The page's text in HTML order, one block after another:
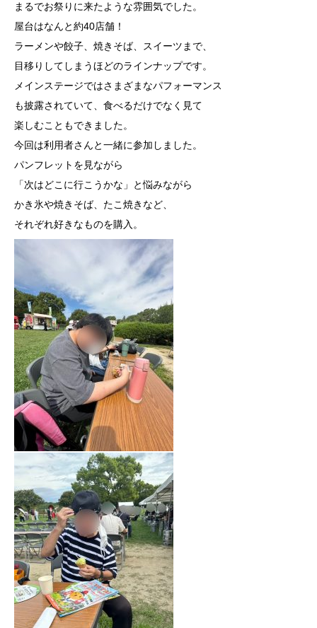
まるでお祭りに来たような雰囲気でした。
屋台はなんと約40店舗！
ラーメンや餃子、焼きそば、スイーツまで、
目移りしてしまうほどのラインナップです。
メインステージではさまざまなパフォーマンス
も披露されていて、 食べるだけでなく見て
楽しむこともできました。
今回は利用者さんと一緒に参加しました。
パンフレットを見ながら
「次はどこに行こうかな」と悩みながら
かき氷や焼きそば、たこ焼きなど、
それぞれ好きなものを購入。